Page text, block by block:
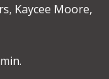
Kaycee Moore,